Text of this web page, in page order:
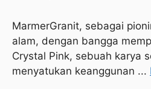
MarmerGranit, sebagai
alam, dengan bangga
Crystal Pink, sebuah karya
menyatukan keanggunan ...